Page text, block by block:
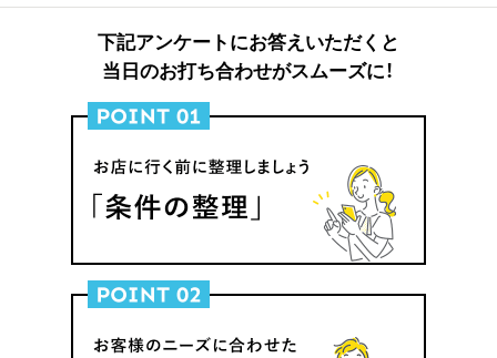
下記アンケートにお答えいただくと
当日のお打ち合わせがスムーズに！